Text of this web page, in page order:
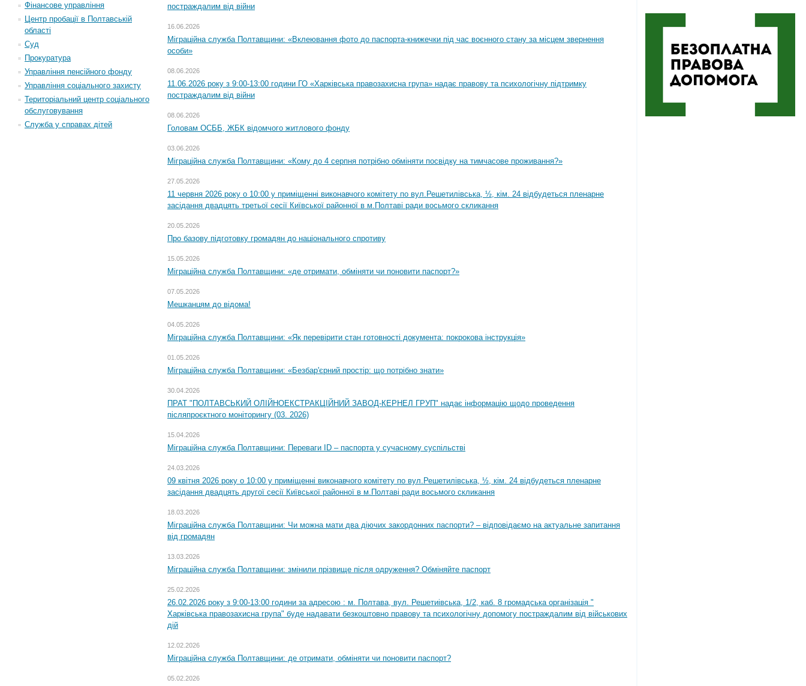
Фінансове управління
Центр пробації в Полтавській
області
Суд
Прокуратура
Управління пенсійного фонду
Управління соціального захисту
Територіальний центр соціального
обслуговування
Служба у справах дітей
постраждалим від війни
16.06.2026
Міграційна служба Полтавщини: «Вклеювання фото до паспорта-книжечки під час воєнного стану за місцем звернення
особи»
08.06.2026
11.06.2026 року з 9:00-13:00 години ГО «Харківська правозахисна група» надає правову та психологічну підтримку
постраждалим від війни
08.06.2026
Головам ОСББ, ЖБК відомчого житлового фонду
03.06.2026
Міграційна служба Полтавщини: «Кому до 4 серпня потрібно обміняти посвідку на тимчасове проживання?»
27.05.2026
11 червня 2026 року о 10:00 у приміщенні виконавчого комітету по вул.Решетилівська, ½, кім. 24 відбудеться пленарне
засідання двадцять третьої сесії Київської районної в м.Полтаві ради восьмого скликання
20.05.2026
Про базову підготовку громадян до національного спротиву
15.05.2026
Міграційна служба Полтавщини: «де отримати, обміняти чи поновити паспорт?»
07.05.2026
Мешканцям до відома!
04.05.2026
Міграційна служба Полтавщини: «Як перевірити стан готовності документа: покрокова інструкція»
01.05.2026
Міграційна служба Полтавщини: «Безбар'єрний простір: що потрібно знати»
30.04.2026
ПРАТ "ПОЛТАВСЬКИЙ ОЛІЙНОЕКСТРАКЦІЙНИЙ ЗАВОД-КЕРНЕЛ ГРУП" надає інформацію щодо проведення
післяпроєктного моніторингу (03. 2026)
15.04.2026
Міграційна служба Полтавщини: Переваги ID – паспорта у сучасному суспільстві
24.03.2026
09 квітня 2026 року о 10:00 у приміщенні виконавчого комітету по вул.Решетилівська, ½, кім. 24 відбудеться пленарне
засідання двадцять другої сесії Київської районної в м.Полтаві ради восьмого скликання
18.03.2026
Міграційна служба Полтавщини: Чи можна мати два діючих закордонних паспорти? – відповідаємо на актуальне запитання
від громадян
13.03.2026
Міграційна служба Полтавщини: змінили прізвище після одруження? Обміняйте паспорт
25.02.2026
26.02.2026 року з 9:00-13:00 години за адресою : м. Полтава, вул. Решетиівська, 1/2, каб. 8 громадська організація "
Харківська правозахисна група" буде надавати безкоштовно правову та психологічну допомогу постраждалим від військових
дій
12.02.2026
Міграційна служба Полтавщини: де отримати, обміняти чи поновити паспорт?
05.02.2026